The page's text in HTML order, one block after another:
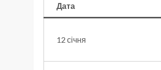
Дата
12 січня